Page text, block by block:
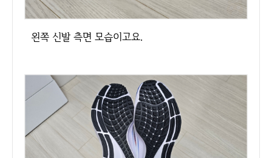
왼쪽 신발 측면 모습이고요.